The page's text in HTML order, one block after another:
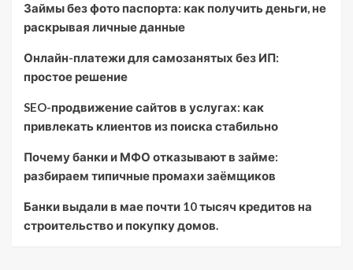
Займы без фото паспорта: как получить деньги, не
раскрывая личные данные
Онлайн-платежи для самозанятых без ИП:
простое решение
SEO-продвижение сайтов в услугах: как
привлекать клиентов из поиска стабильно
Почему банки и МФО отказывают в займе:
разбираем типичные промахи заёмщиков
Банки выдали в мае почти 10 тысяч кредитов на
строительство и покупку домов.